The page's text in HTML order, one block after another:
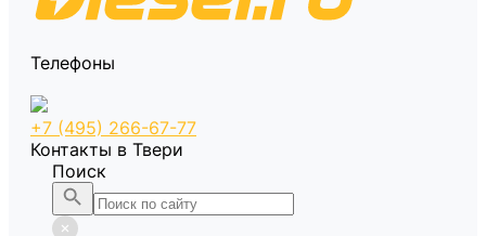
Телефоны
+7 (495) 266-67-77
Контакты в Твери
Поиск